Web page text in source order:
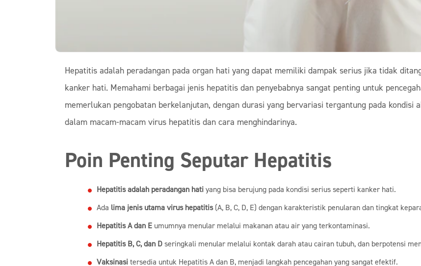
Hepatitis adalah peradangan pada organ hati yang dapat memiliki dampak serius jika tidak
kanker hati. Memahami berbagai jenis hepatitis dan penyebabnya sangat penting untuk
memerlukan pengobatan berkelanjutan, dengan durasi yang bervariasi tergantung pada
dalam macam-macam virus hepatitis dan cara menghindarinya.
Poin Penting Seputar Hepatitis
Hepatitis adalah peradangan hatiyang bisa berujung pada kondisi serius seperti kanker hati.
Ada lima jenis utama virus hepatitis(A, B, C, D, E) dengan karakteristik penularan dan tingkat
Hepatitis A dan Eumumnya menular melalui makanan atau air yang terkontaminasi.
Hepatitis B, C, dan Dseringkali menular melalui kontak darah atau cairan tubuh, dan berpotensi
Vaksinasitersedia untuk Hepatitis A dan B, menjadi langkah pencegahan yang sangat efektif.